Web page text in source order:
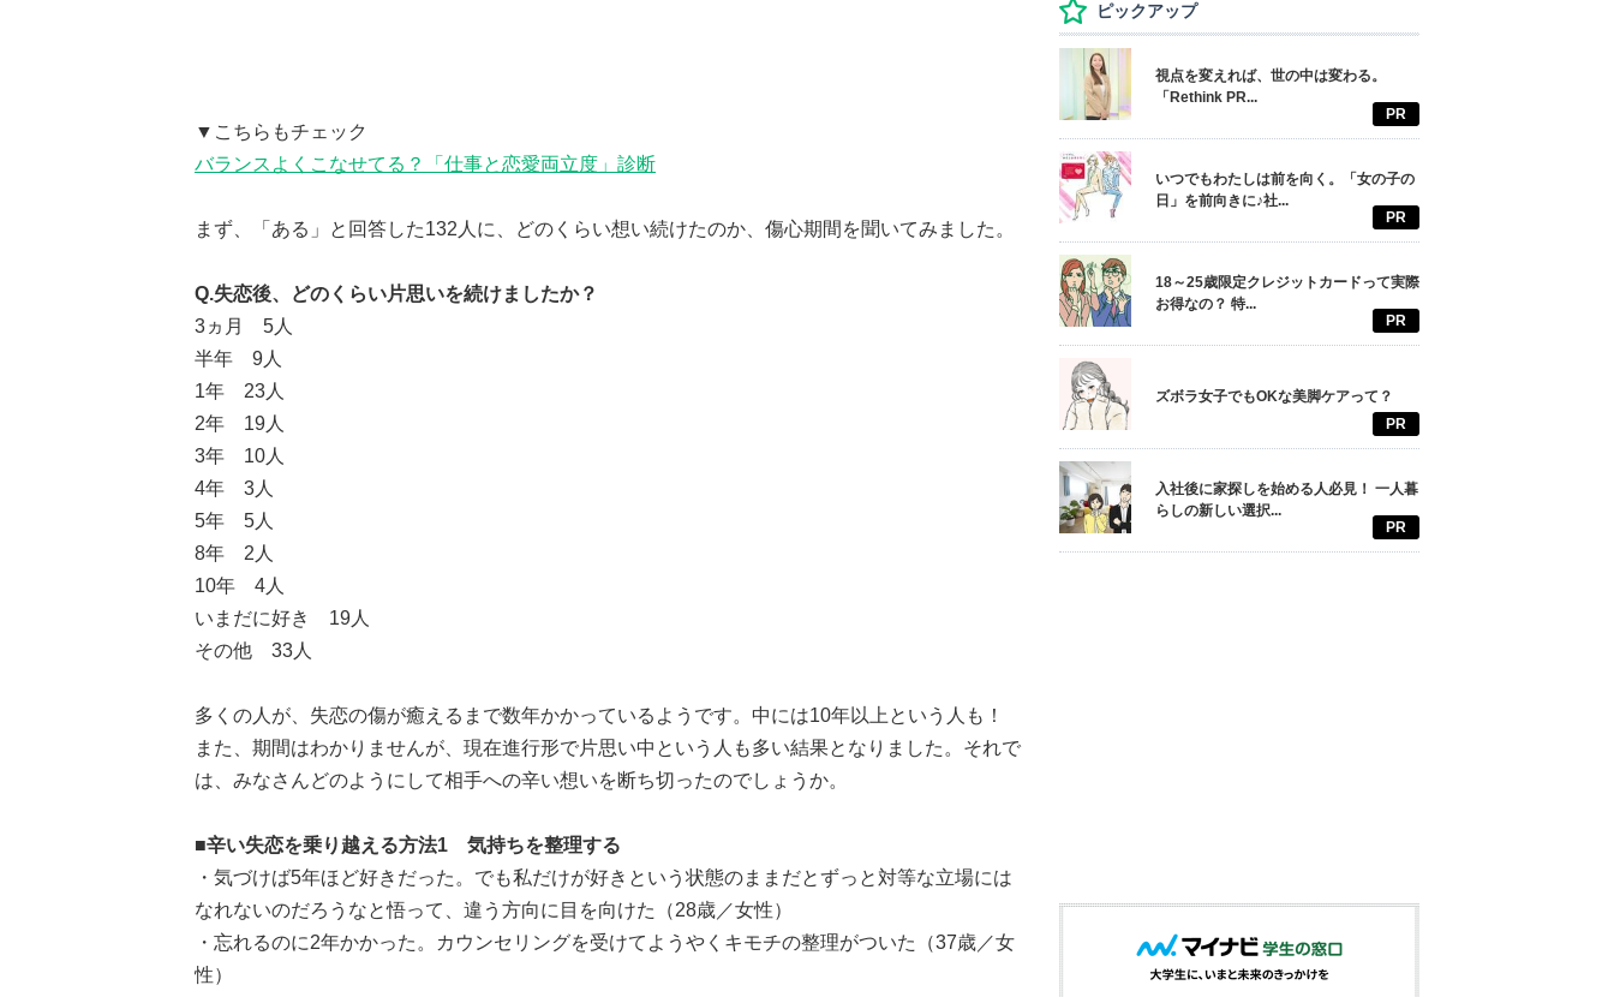
▼こちらもチェック
バランスよくこなせてる？「仕事と恋愛両立度」診断
まず、「ある」と回答した132人に、どのくらい想い続けたのか、傷心期間を聞いてみました。
Q.失恋後、どのくらい片思いを続けましたか？
3ヵ月 5人
半年 9人
1年 23人
2年 19人
3年 10人
4年 3人
5年 5人
8年 2人
10年 4人
いまだに好き 19人
その他 33人
多くの人が、失恋の傷が癒えるまで数年かかっているようです。中には10年以上という人も！
また、期間はわかりませんが、現在進行形で片思い中という人も多い結果となりました。それで
は、みなさんどのようにして相手への辛い想いを断ち切ったのでしょうか。
■辛い失恋を乗り越える方法1 気持ちを整理する
・気づけば5年ほど好きだった。でも私だけが好きという状態のままだとずっと対等な立場には
なれないのだろうなと悟って、違う方向に目を向けた（28歳／女性）
・忘れるのに2年かかった。カウンセリングを受けてようやくキモチの整理がついた（37歳／女
性）
ピックアップ
視点を変えれば、世の中は変わる。
「Rethink PR...
PR
いつでもわたしは前を向く。「女の子の
日」を前向きに♪社...
PR
18～25歳限定クレジットカードって実際
お得なの？ 特...
PR
ズボラ女子でもOKな美脚ケアって？
PR
入社後に家探しを始める人必見！ 一人暮
らしの新しい選択...
PR